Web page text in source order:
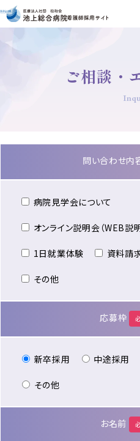
ご相談・
問い合わせ内
病院見学会について
オンライン説明会（WEB説
1日就業体験 資料請
その他
応募枠
新卒採用 中途採用
その他
お名前